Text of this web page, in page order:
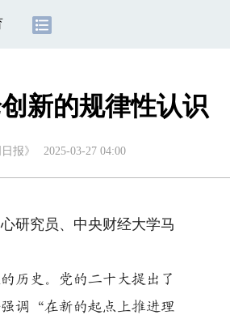
新的规律性认识
报》 2025-03-27 04:00
研究员、中央财经大学马
历史。党的二十大提出了
调“在新的起点上推进理